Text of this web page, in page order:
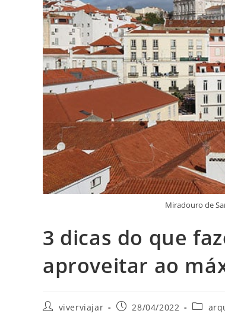
Miradouro de
3 dicas do que
aproveitar ao
Autorviverviajar
Post28/04/2022